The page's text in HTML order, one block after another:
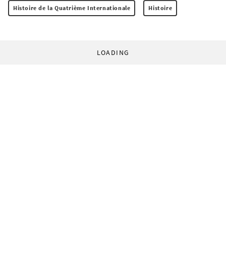
Histoire de la Quatrième Internationale Histoire
LOADING